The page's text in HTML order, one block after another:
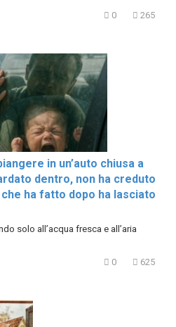
0 265
in un’auto chiusa a
dentro, non ha creduto
ha fatto dopo ha lasciato
solo all’acqua fresca e all’aria
0 625